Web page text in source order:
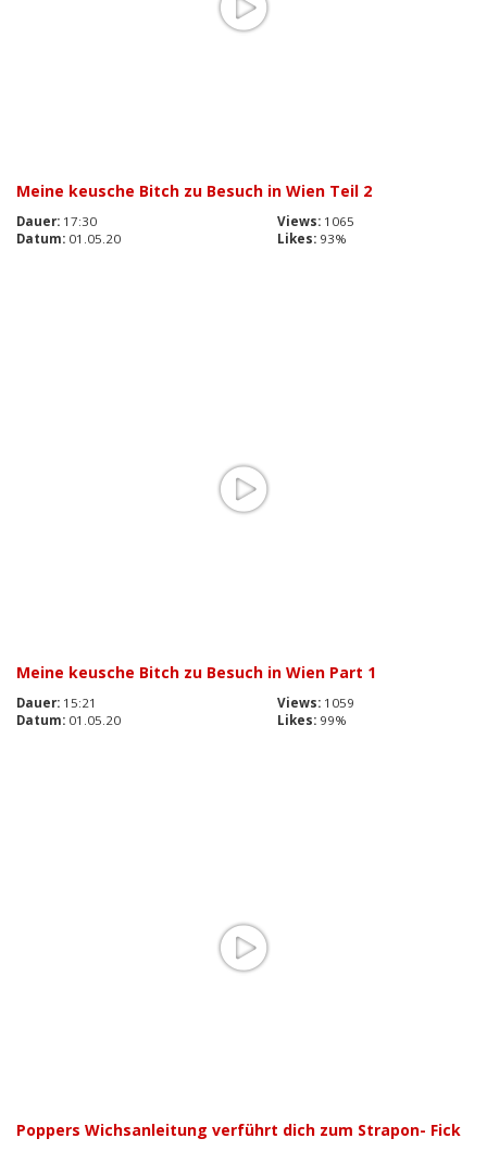
Meine keusche Bitch zu Besuch in Wien Teil 2
Dauer: 17:30 Views: 1065
Datum: 01.05.20 Likes: 93%
Meine keusche Bitch zu Besuch in Wien Part 1
Dauer: 15:21 Views: 1059
Datum: 01.05.20 Likes: 99%
Poppers Wichsanleitung verführt dich zum Strapon- Fick